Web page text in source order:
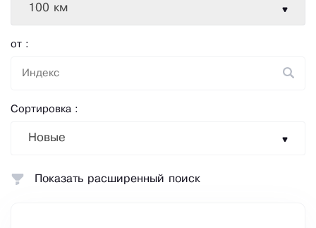
100 км
от :
Сортировка :
Новые
Показать расширенный поиск